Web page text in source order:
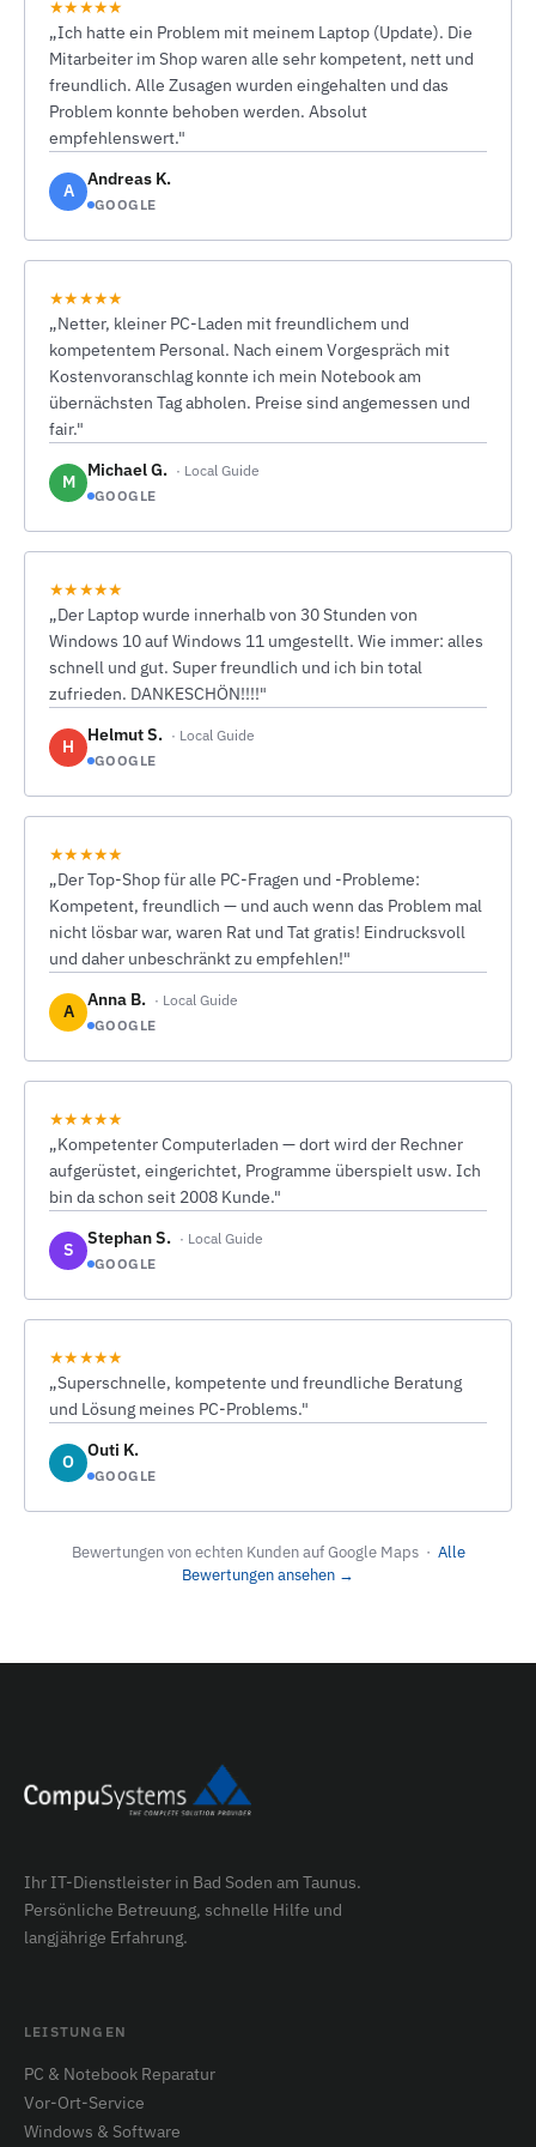
★★★★★
„Ich hatte ein Problem mit meinem Laptop (Update). Die
Mitarbeiter im Shop waren alle sehr kompetent, nett und
freundlich. Alle Zusagen wurden eingehalten und das
Problem konnte behoben werden. Absolut
empfehlenswert."
A
Andreas K.
GOOGLE
★★★★★
„Netter, kleiner PC-Laden mit freundlichem und
kompetentem Personal. Nach einem Vorgespräch mit
Kostenvoranschlag konnte ich mein Notebook am
übernächsten Tag abholen. Preise sind angemessen und
fair."
M
Michael G. · Local Guide
GOOGLE
★★★★★
„Der Laptop wurde innerhalb von 30 Stunden von
Windows 10 auf Windows 11 umgestellt. Wie immer: alles
schnell und gut. Super freundlich und ich bin total
zufrieden. DANKESCHÖN!!!!"
H
Helmut S. · Local Guide
GOOGLE
★★★★★
„Der Top-Shop für alle PC-Fragen und -Probleme:
Kompetent, freundlich — und auch wenn das Problem mal
nicht lösbar war, waren Rat und Tat gratis! Eindrucksvoll
und daher unbeschränkt zu empfehlen!"
A
Anna B. · Local Guide
GOOGLE
★★★★★
„Kompetenter Computerladen — dort wird der Rechner
aufgerüstet, eingerichtet, Programme überspielt usw. Ich
bin da schon seit 2008 Kunde."
S
Stephan S. · Local Guide
GOOGLE
★★★★★
„Superschnelle, kompetente und freundliche Beratung
und Lösung meines PC-Problems."
O
Outi K.
GOOGLE
Bewertungen von echten Kunden auf Google Maps · Alle
Bewertungen ansehen →
Ihr IT-Dienstleister in Bad Soden am Taunus.
Persönliche Betreuung, schnelle Hilfe und
langjährige Erfahrung.
LEISTUNGEN
PC & Notebook Reparatur
Vor-Ort-Service
Windows & Software